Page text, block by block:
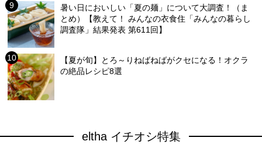
暑い日においしい「夏の麺」について大調査！（ま
とめ）【教えて！ みんなの衣食住「みんなの暮らし
調査隊」結果発表 第611回】
【夏が旬】とろ～りねばねばがクセになる！オクラ
の絶品レシピ8選
eltha イチオシ特集